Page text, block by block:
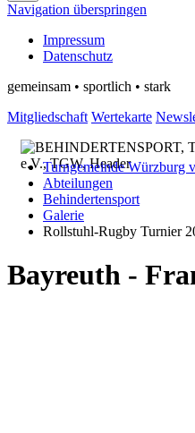
Navigation überspringen
Impressum
Datenschutz
gemeinsam • sportlich • stark
Mitgliedschaft Wertekarte
Turngemeinde Würzburg
Abteilungen
Behindertensport
Galerie
Rollstuhl-Rugby Turnier
Bayreuth -